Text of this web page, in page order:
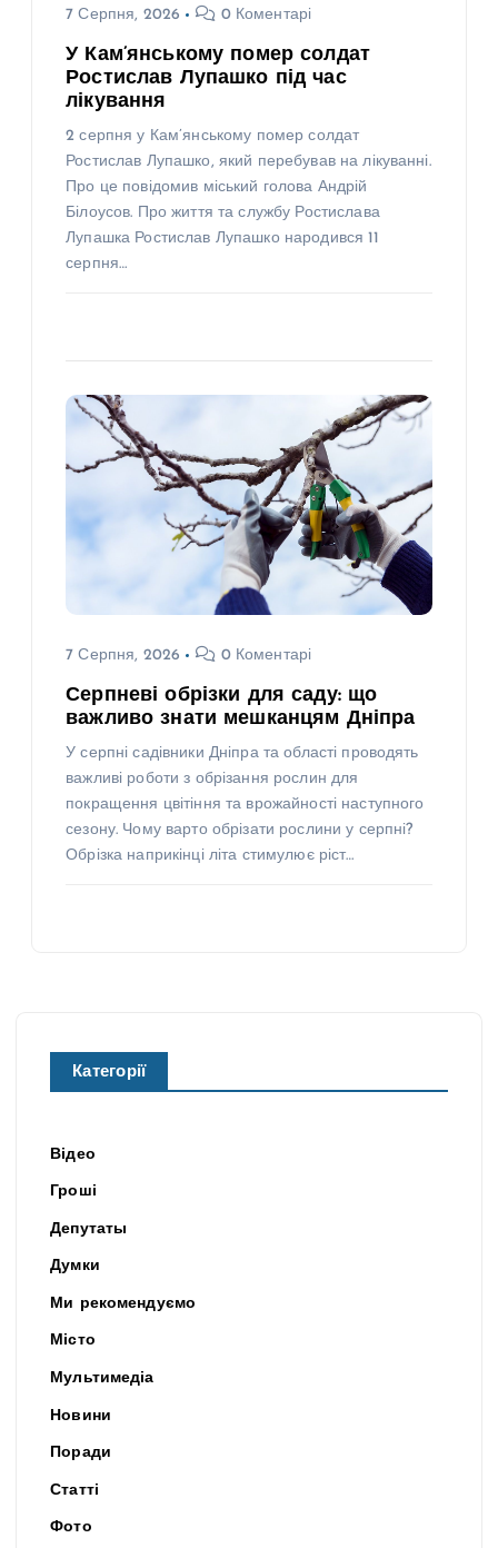
7 Серпня, 2026 0 Коментарі
У Кам’янському помер солдат
Ростислав Лупашко під час
лікування
2 серпня у Кам’янському помер солдат
Ростислав Лупашко, який перебував на лікуванні.
Про це повідомив міський голова Андрій
Білоусов. Про життя та службу Ростислава
Лупашка Ростислав Лупашко народився 11
серпня…
7 Серпня, 2026 0 Коментарі
Серпневі обрізки для саду: що
важливо знати мешканцям Дніпра
У серпні садівники Дніпра та області проводять
важливі роботи з обрізання рослин для
покращення цвітіння та врожайності наступного
сезону. Чому варто обрізати рослини у серпні?
Обрізка наприкінці літа стимулює ріст…
Категорії
Відео
Гроші
Депутаты
Думки
Ми рекомендуємо
Місто
Мультимедіа
Новини
Поради
Статті
Фото